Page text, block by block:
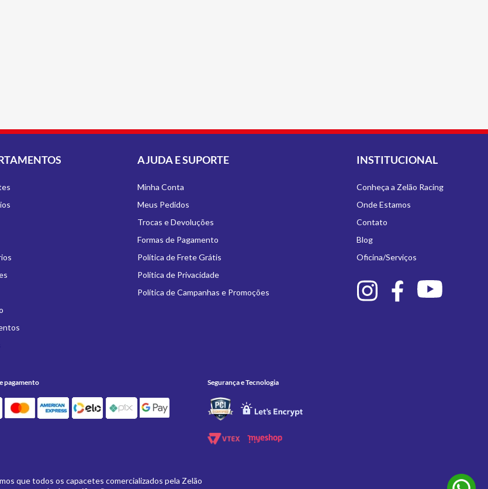
AJUDA E SUPORTE
Minha Conta
Meus Pedidos
Trocas e Devoluções
Formas de Pagamento
Política de Frete Grátis
Política de Privacidade
Política de Campanhas e Promoções
INSTITUCIONAL
Conheça a Zelão Racing
Onde Estamos
Contato
Blog
Oficina/Serviços
pagamento Segurança e Tecnologia
que todos os capacetes comercializados pela Zelão